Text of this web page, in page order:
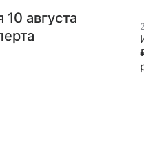
августа